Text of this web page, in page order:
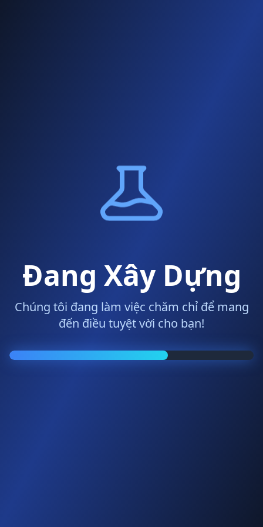
Đang Xây Dựng
Chúng tôi đang làm việc chăm chỉ để mang
đến điều tuyệt vời cho bạn!